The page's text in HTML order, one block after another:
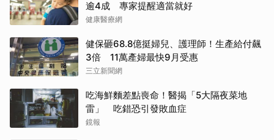
逾4成 專家提醒適當就好
健康醫療網
健保砸68.8億挺婦兒、護理師！生產給付飆
3倍 11萬產婦最快9月受惠
三立新聞網
吃海鮮麵差點喪命！醫揭「5大隔夜菜地
雷」 吃錯恐引發敗血症
鏡報